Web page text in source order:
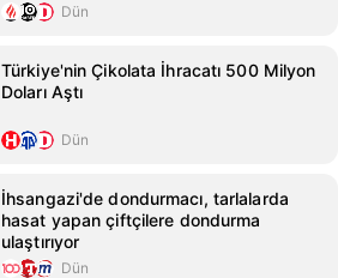
Dün
Türkiye'nin Çikolata İhracatı 500 Milyon
Doları Aştı
Dün
İhsangazi'de dondurmacı, tarlalarda
hasat yapan çiftçilere dondurma
ulaştırıyor
Dün